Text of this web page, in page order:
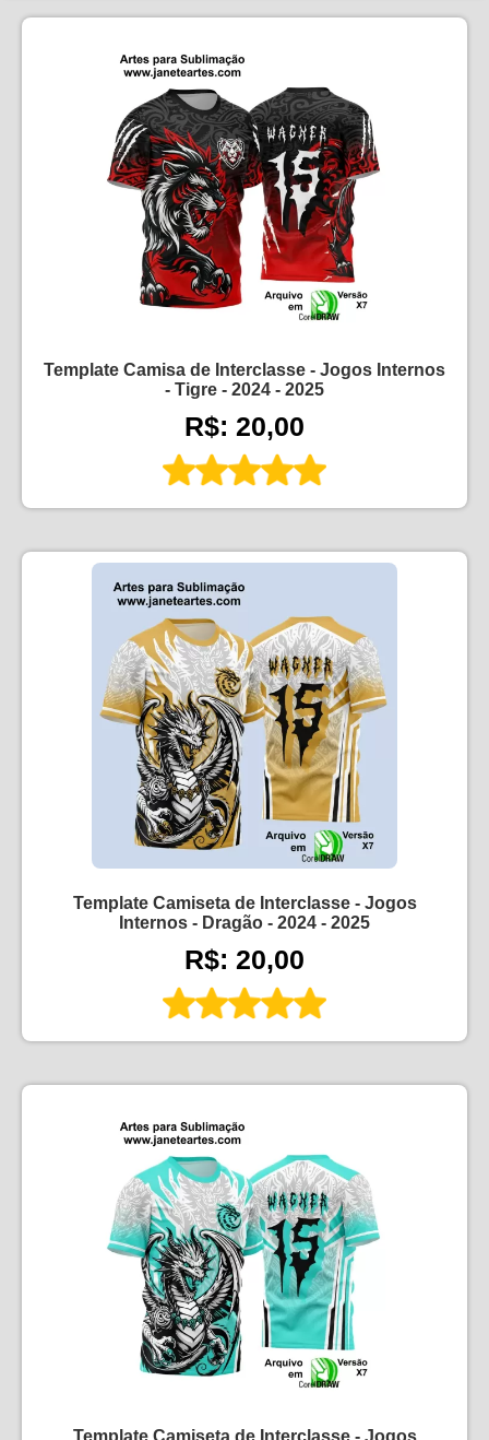
Template Camisa de Interclasse - Jogos Internos
- Tigre - 2024 - 2025
R$: 20,00
Template Camiseta de Interclasse - Jogos
Internos - Dragão - 2024 - 2025
R$: 20,00